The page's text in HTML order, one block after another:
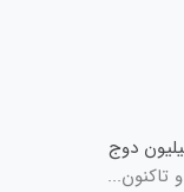
دوج
تاکنون...